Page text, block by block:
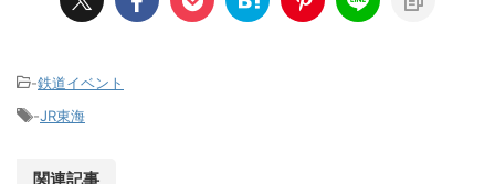
-鉄道イベント
-JR東海
関連記事